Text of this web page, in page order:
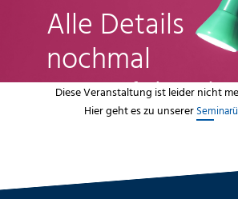
Alle Details
nochmal
genau
Diese Veranstaltung ist leider nicht
Hier geht es zu unserer